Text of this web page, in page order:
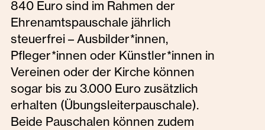
840 Euro sind im Rahmen der
Ehrenamtspauschale jährlich
steuerfrei – Ausbilder*innen,
Pfleger*innen oder Künstler*innen in
Vereinen oder der Kirche können
sogar bis zu 3.000 Euro zusätzlich
erhalten (Übungsleiterpauschale).
Beide Pauschalen können zudem